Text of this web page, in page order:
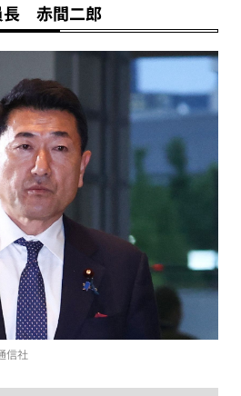
長 赤間二郎
信社